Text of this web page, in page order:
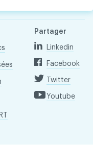
Partager
Linkedin
Facebook
Twitter
Youtube